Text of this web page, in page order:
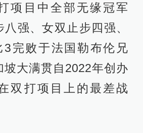
项目中全部无缘冠军
强、女双止步四强、
3完败于法国勒布伦兄
坡大满贯自2022年创办
双打项目上的最差战